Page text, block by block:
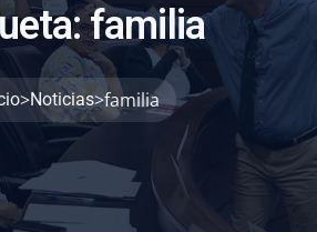
eta:familia
>Noticias>familia